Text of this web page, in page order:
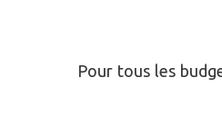
Pour tous les